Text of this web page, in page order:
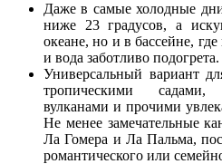
Даже в самые холодные
ниже 23 градусов, а
океане, но и в бассейне,
и вода заботливо подогрета.
Универсальный вариант
тропическими садами,
вулканами и прочими
Не менее замечательные
Ла Гомера и Ла Пальма,
романтического или